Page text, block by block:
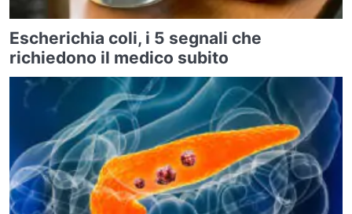
Escherichia coli, i 5 segnali che
richiedono il medico subito